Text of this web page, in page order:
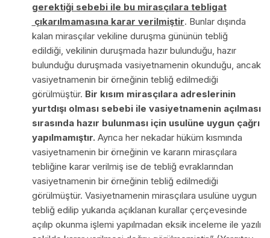
gerektiği sebebi ile bu mirasçılara tebligat
çıkarılmamasına karar verilmiştir. Bunlar dışında
kalan mirasçılar vekiline duruşma gününün tebliğ
edildiği, vekilinin duruşmada hazır bulunduğu, hazır
bulunduğu duruşmada vasiyetnamenin okunduğu, ancak
vasiyetnamenin bir örneğinin tebliğ edilmediği
görülmüştür. Bir kısım mirasçılara adreslerinin
yurtdışı olması sebebi ile vasiyetnamenin açılması
sırasında hazır bulunması için usulüne uygun çağrı
yapılmamıştır. Ayrıca her nekadar hüküm kısmında
vasiyetnamenin bir örneğinin ve kararın mirasçılara
tebliğine karar verilmiş ise de tebliğ evraklarından
vasiyetnamenin bir örneğinin tebliğ edilmediği
görülmüştür. Vasiyetnamenin mirasçılara usulüne uygun
tebliğ edilip yukarıda açıklanan kurallar çerçevesinde
açılıp okunma işlemi yapılmadan eksik inceleme ile yazılı